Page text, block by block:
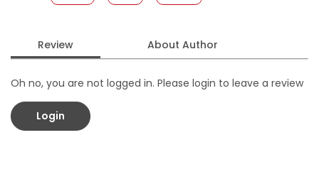
Review About Author
Oh no, you are not logged in. Please login to leave a review
Login